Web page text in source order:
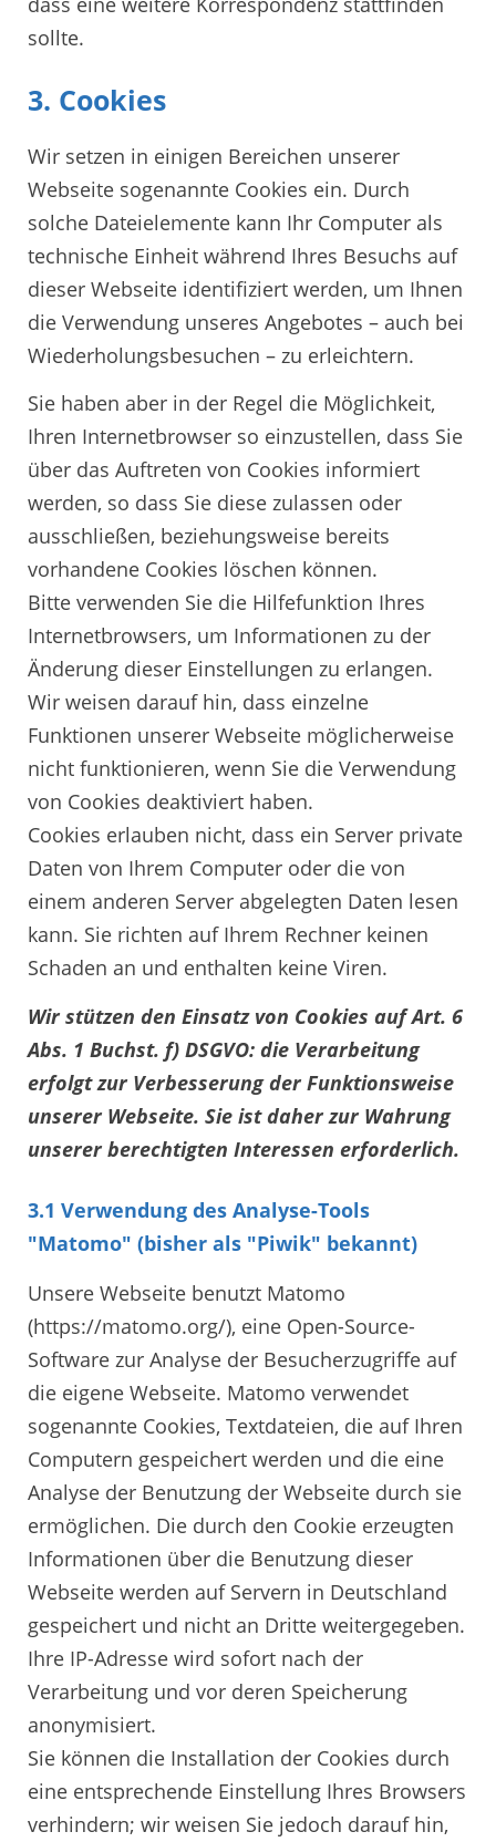
sollte.
3. Cookies
Wir setzen in einigen Bereichen unserer
Webseite sogenannte Cookies ein. Durch
solche Dateielemente kann Ihr Computer als
technische Einheit während Ihres Besuchs auf
dieser Webseite identifiziert werden, um Ihnen
die Verwendung unseres Angebotes – auch bei
Wiederholungsbesuchen – zu erleichtern.
Sie haben aber in der Regel die Möglichkeit,
Ihren Internetbrowser so einzustellen, dass Sie
über das Auftreten von Cookies informiert
werden, so dass Sie diese zulassen oder
ausschließen, beziehungsweise bereits
vorhandene Cookies löschen können.
Bitte verwenden Sie die Hilfefunktion Ihres
Internetbrowsers, um Informationen zu der
Änderung dieser Einstellungen zu erlangen.
Wir weisen darauf hin, dass einzelne
Funktionen unserer Webseite möglicherweise
nicht funktionieren, wenn Sie die Verwendung
von Cookies deaktiviert haben.
Cookies erlauben nicht, dass ein Server private
Daten von Ihrem Computer oder die von
einem anderen Server abgelegten Daten lesen
kann. Sie richten auf Ihrem Rechner keinen
Schaden an und enthalten keine Viren.
Wir stützen den Einsatz von Cookies auf Art. 6
Abs. 1 Buchst. f) DSGVO: die Verarbeitung
erfolgt zur Verbesserung der Funktionsweise
unserer Webseite. Sie ist daher zur Wahrung
unserer berechtigten Interessen erforderlich.
3.1 Verwendung des Analyse-Tools
"Matomo" (bisher als "Piwik" bekannt)
Unsere Webseite benutzt Matomo
(https://matomo.org/), eine Open-Source-
Software zur Analyse der Besucherzugriffe auf
die eigene Webseite. Matomo verwendet
sogenannte Cookies, Textdateien, die auf Ihren
Computern gespeichert werden und die eine
Analyse der Benutzung der Webseite durch sie
ermöglichen. Die durch den Cookie erzeugten
Informationen über die Benutzung dieser
Webseite werden auf Servern in Deutschland
gespeichert und nicht an Dritte weitergegeben.
Ihre IP-Adresse wird sofort nach der
Verarbeitung und vor deren Speicherung
anonymisiert.
Sie können die Installation der Cookies durch
eine entsprechende Einstellung Ihres Browsers
verhindern; wir weisen Sie jedoch darauf hin,